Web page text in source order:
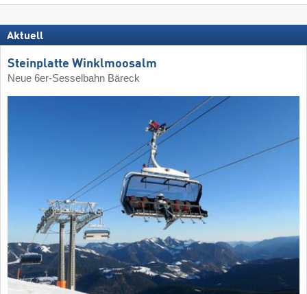
Aktuell
Steinplatte Winklmoosalm
Neue 6er-Sesselbahn Bäreck